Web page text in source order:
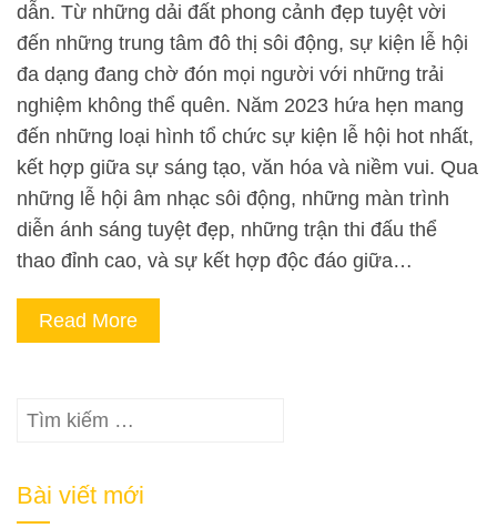
dẫn. Từ những dải đất phong cảnh đẹp tuyệt vời
đến những trung tâm đô thị sôi động, sự kiện lễ hội
đa dạng đang chờ đón mọi người với những trải
nghiệm không thể quên. Năm 2023 hứa hẹn mang
đến những loại hình tổ chức sự kiện lễ hội hot nhất,
kết hợp giữa sự sáng tạo, văn hóa và niềm vui. Qua
những lễ hội âm nhạc sôi động, những màn trình
diễn ánh sáng tuyệt đẹp, những trận thi đấu thể
thao đỉnh cao, và sự kết hợp độc đáo giữa…
Read More
Tìm
Bài viết mới